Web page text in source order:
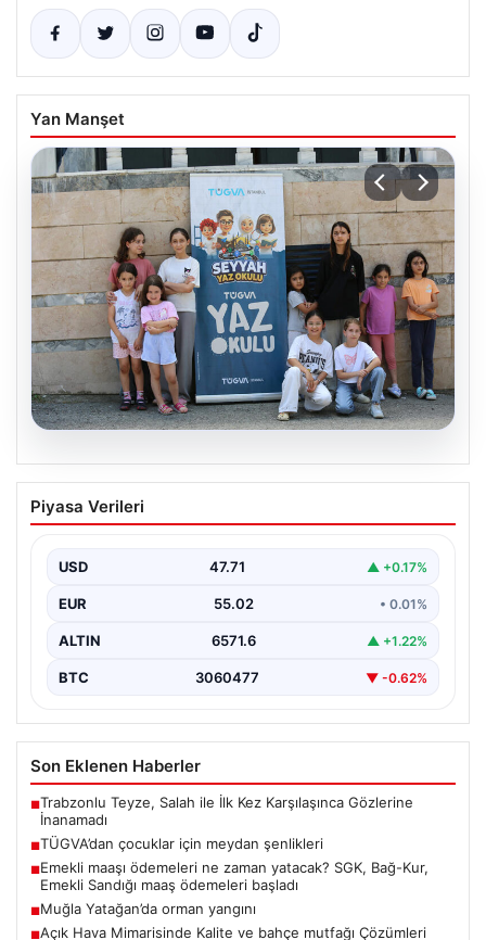
Yan Manşet
06.08.2026
TÜGVA’dan çocuklar için meydan
şenlikleri
Piyasa Verileri
USD 47.71 ▲ +0.17%
EUR 55.02 • 0.01%
ALTIN 6571.6 ▲ +1.22%
BTC 3060477 ▼ -0.62%
Son Eklenen Haberler
■Trabzonlu Teyze, Salah ile İlk Kez Karşılaşınca Gözlerine
İnanamadı
■TÜGVA’dan çocuklar için meydan şenlikleri
■Emekli maaşı ödemeleri ne zaman yatacak? SGK, Bağ-Kur,
Emekli Sandığı maaş ödemeleri başladı
■Muğla Yatağan’da orman yangını
■Açık Hava Mimarisinde Kalite ve bahçe mutfağı Çözümleri